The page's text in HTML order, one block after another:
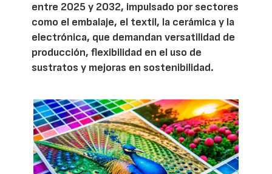
entre 2025 y 2032, impulsado por sectores
como el embalaje, el textil, la cerámica y la
electrónica, que demandan versatilidad de
producción, flexibilidad en el uso de
sustratos y mejoras en sostenibilidad.